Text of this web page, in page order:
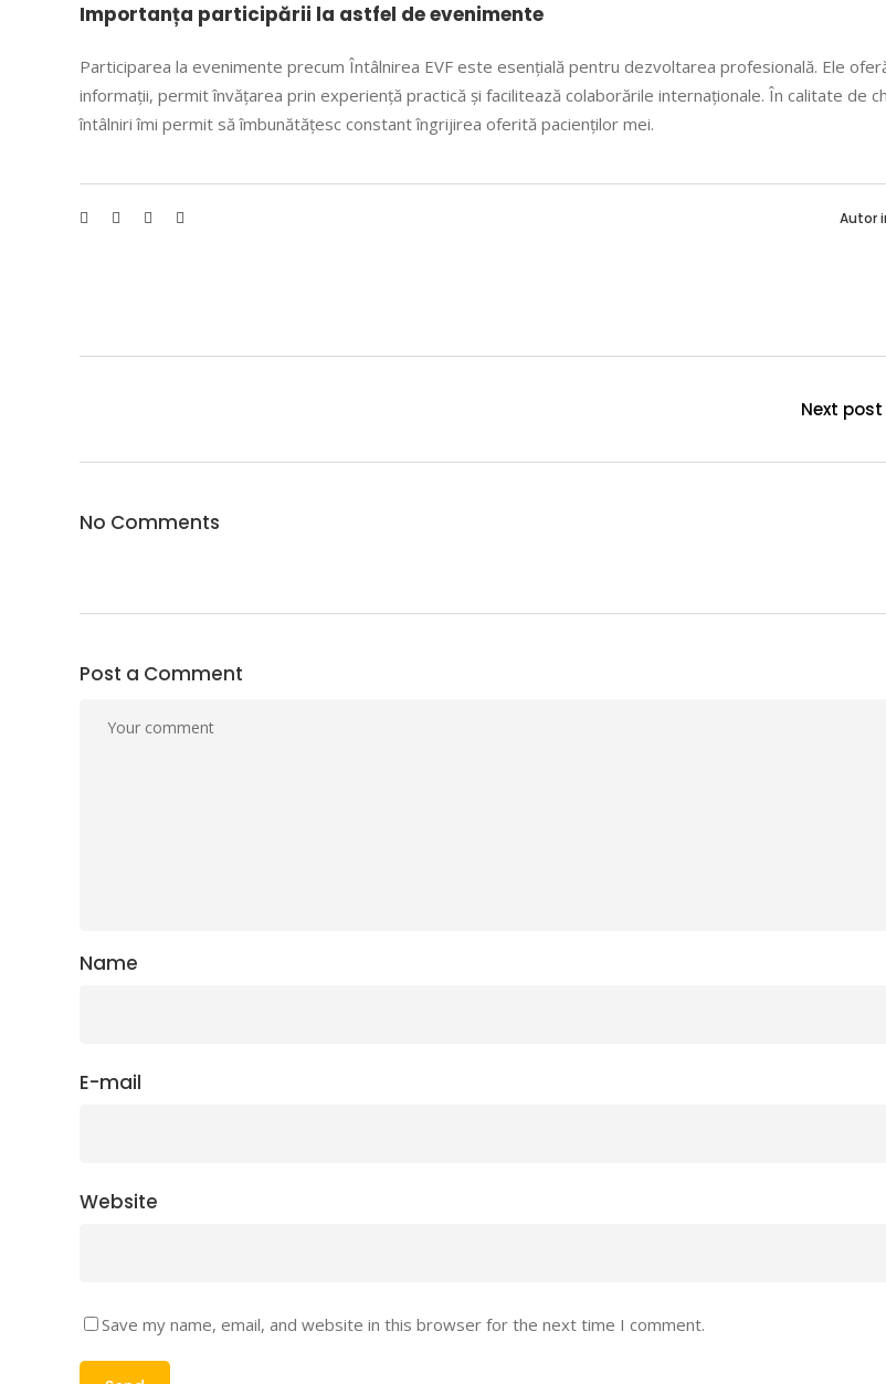
Importanța participării la astfel de evenimente
Participarea la evenimente precum Întâlnirea EVF este esențială pentru dezvoltarea profesională. Ele
informații, permit învățarea prin experiență practică și facilitează colaborările internaționale. În calitate de
întâlniri îmi permit să îmbunătățesc constant îngrijirea oferită pacienților mei.
Autor
Next post
No Comments
Post a Comment
Name
E-mail
Website
Save my name, email, and website in this browser for the next time I comment.